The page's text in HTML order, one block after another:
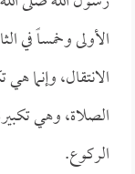
الأولى وخمساً في
الانتقال، وإنما
الصلاة، وهي
الركوع.